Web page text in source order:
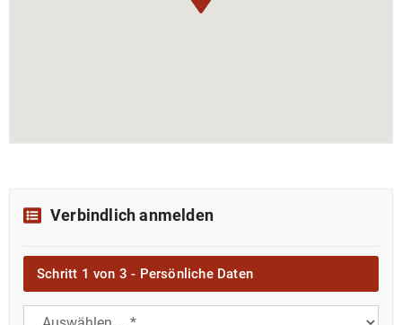
Verbindlich anmelden
Schritt 1 von 3 - Persönliche Daten